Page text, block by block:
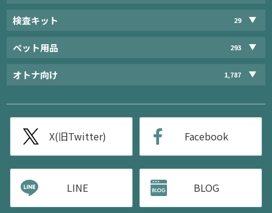
検査キット 29
ペット用品 293
オトナ向け 1,787
X(旧Twitter) Facebook
LINE BLOG